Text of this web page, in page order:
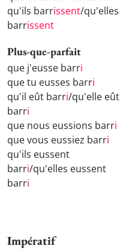
qu'ils barrissent/qu'elles
barrissent
Plus-que-parfait
que j'eusse barri
que tu eusses barri
qu'il eût barri/qu'elle eût
barri
que nous eussions barri
que vous eussiez barri
qu'ils eussent
barri/qu'elles eussent
barri
Impératif